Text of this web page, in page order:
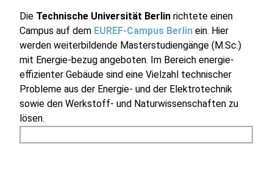
Die Technische Universität Berlin richtete einen
Campus auf dem EUREF-Campus Berlin ein. Hier
werden weiterbildende Masterstudiengänge (M.Sc.)
mit Energie-bezug angeboten. Im Bereich energie-
effizienter Gebäude sind eine Vielzahl technischer
Probleme aus der Energie- und der Elektrotechnik
sowie den Werkstoff- und Naturwissenschaften zu
lösen.